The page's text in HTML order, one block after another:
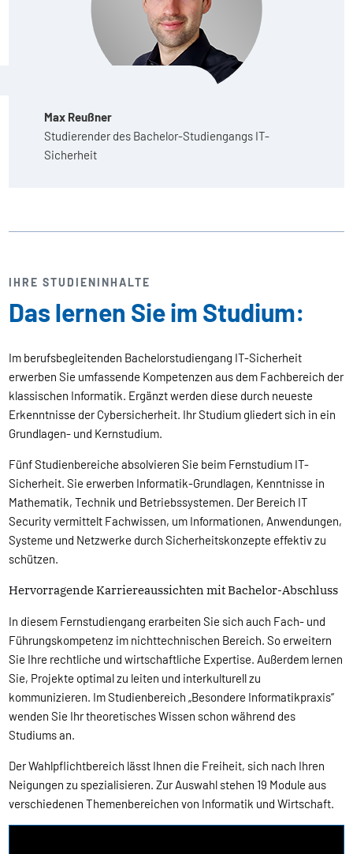
Max Reußner
Studierender des Bachelor-Studiengangs IT-
Sicherheit
IHRE STUDIENINHALTE
Das lernen Sie im Studium:
Im berufsbegleitenden Bachelorstudiengang IT-Sicherheit
erwerben Sie umfassende Kompetenzen aus dem Fachbereich der
klassischen Informatik. Ergänzt werden diese durch neueste
Erkenntnisse der Cybersicherheit. Ihr Studium gliedert sich in ein
Grundlagen- und Kernstudium.
Fünf Studienbereiche absolvieren Sie beim Fernstudium IT-
Sicherheit. Sie erwerben Informatik-Grundlagen, Kenntnisse in
Mathematik, Technik und Betriebssystemen. Der Bereich IT
Security vermittelt Fachwissen, um Informationen, Anwendungen,
Systeme und Netzwerke durch Sicherheitskonzepte effektiv zu
schützen.
Hervorragende Karriereaussichten mit Bachelor-Abschluss
In diesem Fernstudiengang erarbeiten Sie sich auch Fach- und
Führungskompetenz im nichttechnischen Bereich. So erweitern
Sie Ihre rechtliche und wirtschaftliche Expertise. Außerdem lernen
Sie, Projekte optimal zu leiten und interkulturell zu
kommunizieren. Im Studienbereich „Besondere Informatikpraxis“
wenden Sie Ihr theoretisches Wissen schon während des
Studiums an.
Der Wahlpflichtbereich lässt Ihnen die Freiheit, sich nach Ihren
Neigungen zu spezialisieren. Zur Auswahl stehen 19 Module aus
verschiedenen Themenbereichen von Informatik und Wirtschaft.